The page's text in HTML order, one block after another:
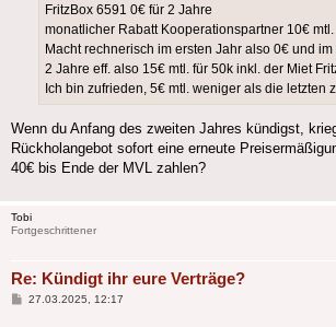
FritzBox 6591 0€ für 2 Jahre
monatlicher Rabatt Kooperationspartner 10€ mtl.
Macht rechnerisch im ersten Jahr also 0€ und
2 Jahre eff. also 15€ mtl. für 50k inkl. der Miet
Ich bin zufrieden, 5€ mtl. weniger als die letzten
Wenn du Anfang des zweiten Jahres kündigst,
Rückholangebot sofort eine erneute
40€ bis Ende der MVL zahlen?
Tobi
Fortgeschrittener
Re: Kündigt ihr eure Verträge?
Beitrag
27.03.2025, 12:17